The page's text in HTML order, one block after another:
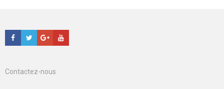
Facebook
TwitterGoogle+Youtube
Contactez-nous